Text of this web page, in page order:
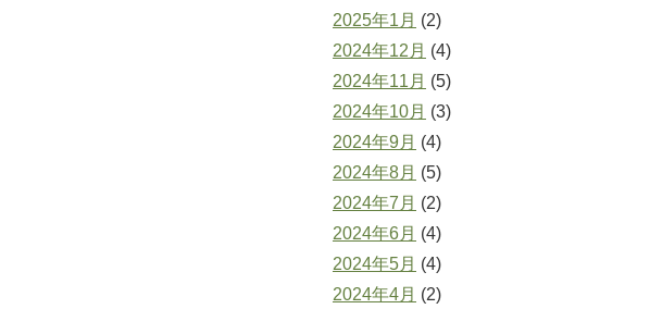
2025年1月 (2)
2024年12月 (4)
2024年11月 (5)
2024年10月 (3)
2024年9月 (4)
2024年8月 (5)
2024年7月 (2)
2024年6月 (4)
2024年5月 (4)
2024年4月 (2)